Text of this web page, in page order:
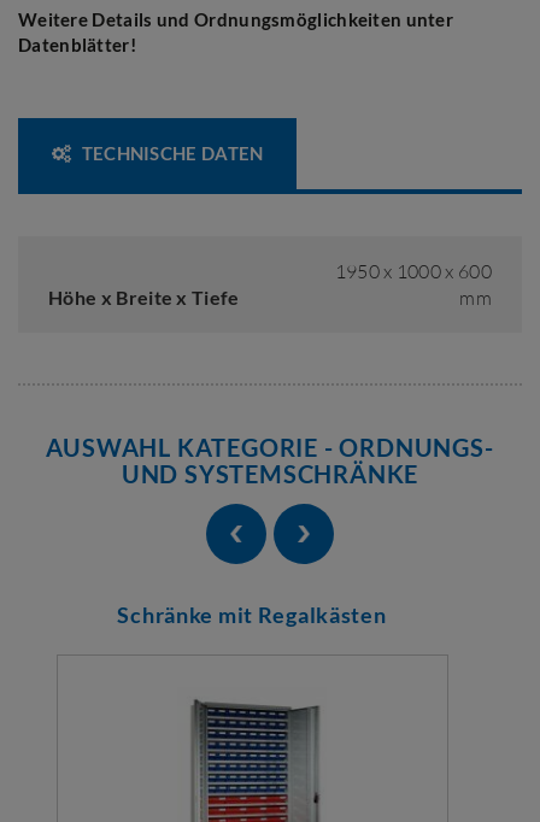
Weitere Details und Ordnungsmöglichkeiten unter
Datenblätter!
TECHNISCHE DATEN
Höhe x Breite x Tiefe
1950 x 1000 x 600
mm
AUSWAHL KATEGORIE - ORDNUNGS-
UND SYSTEMSCHRÄNKE
Schränke mit Regalkästen